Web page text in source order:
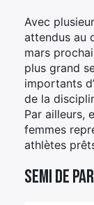
Avec
attendus au
mars
plus grand
importants
de la
Par ailleurs,
femmes
athlètes
Semi de